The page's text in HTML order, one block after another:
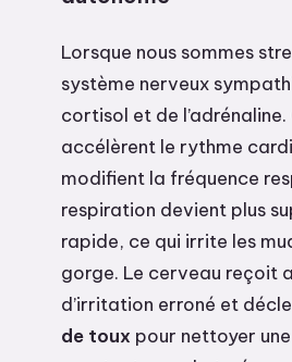
Lorsque nous sommes
système nerveux
cortisol et de
accélèrent le rythme
modifient la fréquence
respiration devient plus
rapide, ce qui irrite les
gorge. Le cerveau reçoit
d’irritation erroné et
de toux pour nettoyer une